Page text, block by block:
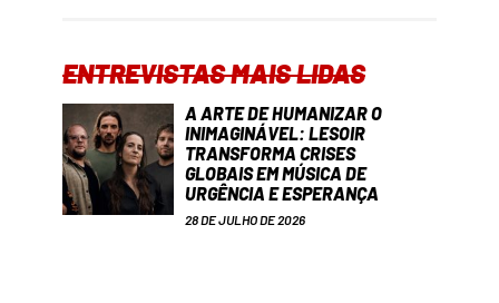
ENTREVISTAS MAIS LIDAS
A ARTE DE HUMANIZAR O
INIMAGINÁVEL: LESOIR
TRANSFORMA CRISES
GLOBAIS EM MÚSICA DE
URGÊNCIA E ESPERANÇA
28 DE JULHO DE 2026